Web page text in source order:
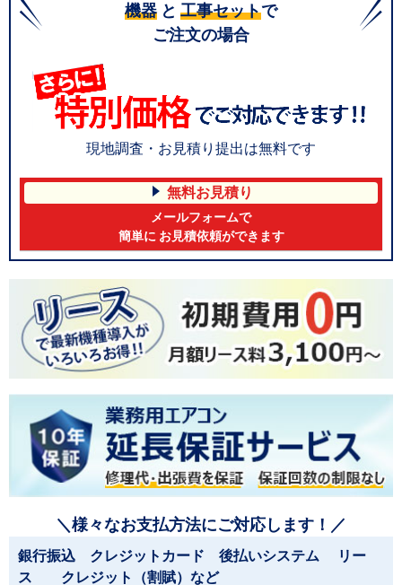
機器 と 工事セットで
ご注文の場合
現地調査・お見積り提出は無料です
無料お見積り
メールフォームで
簡単に お見積依頼ができます
＼様々なお支払方法にご対応します！／
銀行振込 クレジットカード 後払いシステム リー
ス クレジット（割賦）など